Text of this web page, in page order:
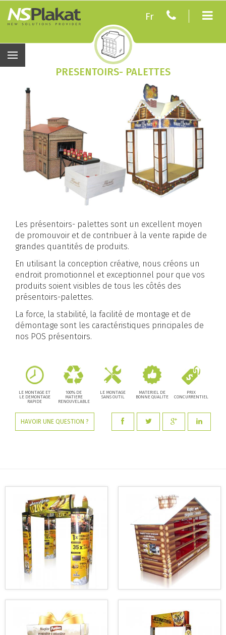
Fr
PRESENTOIRS- PALETTES
Les présentoirs- palettes sont un excellent moyen
de promouvoir et de contribuer à la vente rapide de
grandes quantités de produits.
En utilisant la conception créative, nous créons un
endroit promotionnel et exceptionnel pour que vos
produits soient visibles de tous les côtés des
présentoirs-palettes.
La force, la stabilité, la facilité de montage et de
démontage sont les caractéristiques principales de
nos POS présentoirs.
LE MONTAGE ET
LE DEMONTAGE
RAPIDE
100% DE
MATIERE
RENOUVELABLE
LE MONTAGE
SANS OUTIL
MATERIEL DE
BONNE QUALITE
PRIX
CONCURRENTIEL
HAVOIR UNE QUESTION ?